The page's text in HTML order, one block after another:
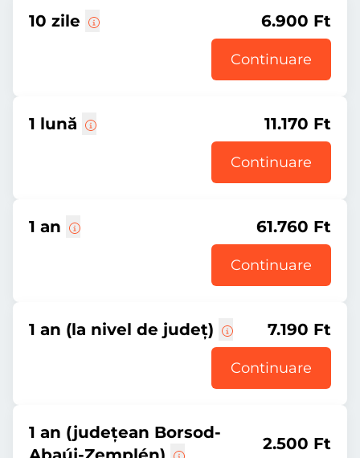
10 zile 6.900 Ft
Continuare
1 lună 11.170 Ft
Continuare
1 an 61.760 Ft
Continuare
1 an (la nivel de județ) 7.190 Ft
Continuare
1 an (județean Borsod-
2.500 Ft